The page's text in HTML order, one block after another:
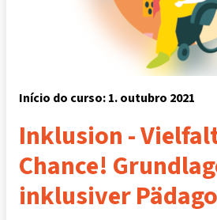
Início do curso: 1. outubro 2021
Inklusion -
Chance!
inklusiver